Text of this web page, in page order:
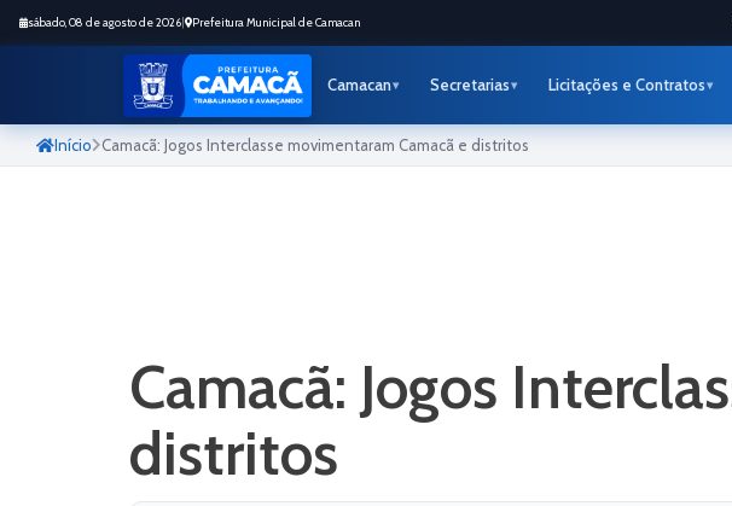
sábado, 08 de agosto de 2026 Prefeitura Municipal de Camacan
Camacan Secretarias Licitações e Contratos
Início Camacã: Jogos Interclasse movimentaram Camacã e distritos
Camacã: Jogos
distritos